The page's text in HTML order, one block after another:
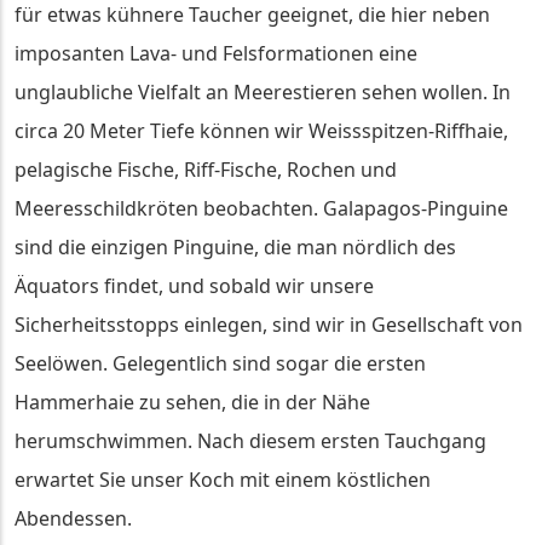
für etwas kühnere Taucher geeignet, die hier neben
imposanten Lava- und Felsformationen eine
unglaubliche Vielfalt an Meerestieren sehen wollen. In
circa 20 Meter Tiefe können wir Weissspitzen-Riffhaie,
pelagische Fische, Riff-Fische, Rochen und
Meeresschildkröten beobachten. Galapagos-Pinguine
sind die einzigen Pinguine, die man nördlich des
Äquators findet, und sobald wir unsere
Sicherheitsstopps einlegen, sind wir in Gesellschaft von
Seelöwen. Gelegentlich sind sogar die ersten
Hammerhaie zu sehen, die in der Nähe
herumschwimmen. Nach diesem ersten Tauchgang
erwartet Sie unser Koch mit einem köstlichen
Abendessen.